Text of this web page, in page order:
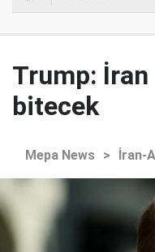
Trump: İran
bitecek
Mepa News > İran-